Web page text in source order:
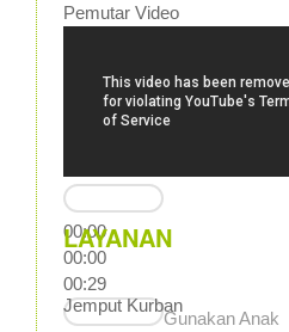
Pemutar Video
00:00
00:00
00:29
Gunakan Anak
LAYANAN
Jemput Kurban